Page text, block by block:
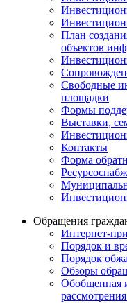
План
объектов
Свободные
площадки
Формы
Выставки,
Контакты
Форма
Обращения
Интернет-
Порядок и
Порядок
Обзоры
Обобщенная